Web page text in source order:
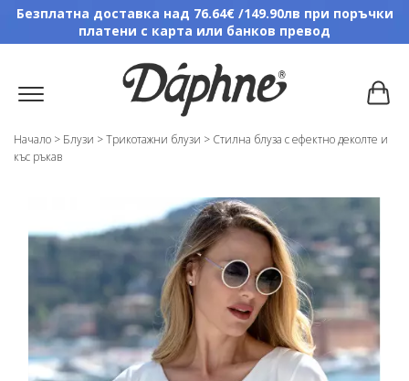
Безплатна доставка над 76.64€ /149.90лв при поръчки
платени с карта или банков превод
Начало > Блузи >Трикотажни блузи > Стилна блуза с ефектно деколте и
къс ръкав